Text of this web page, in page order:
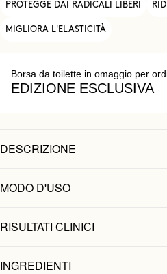
PROTEGGE DAI RADICALI LIBERI
MIGLIORA L'ELASTICITÀ
Borsa da toilette in omaggio per
EDIZIONE ESCLUSIVA
DESCRIZIONE
MODO D'USO
RISULTATI CLINICI
INGREDIENTI